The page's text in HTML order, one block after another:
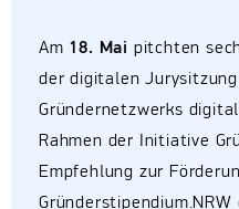
Am 18. Mai pitchten
der digitalen
Gründernetzwerks
Rahmen der Initiative
Empfehlung zur